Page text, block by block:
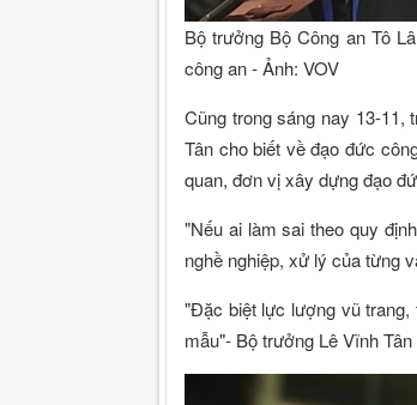
Bộ trưởng Bộ Công an Tô
công an - Ảnh: VOV
Cũng trong sáng nay 13-11,
Tân cho biết về đạo đức
quan, đơn vị xây dựng đạo
"Nếu ai làm sai theo quy
nghề nghiệp, xử lý của từng
"Đặc biệt lực lượng vũ trang,
mẫu"- Bộ trưởng Lê Vĩnh